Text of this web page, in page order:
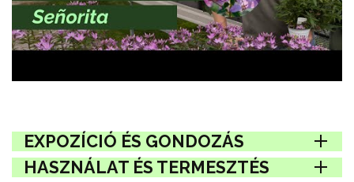
EXPOZÍCIÓ ÉS GONDOZÁS
HASZNÁLAT ÉS TERMESZTÉS